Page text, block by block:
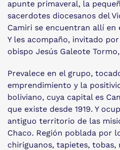
apunte primaveral, la
sacerdotes diocesanos del
Camiri se encuentran allí
Y les acompaño, invitado
obispo Jesús Galeote Tormo,
Prevalece en el grupo,
emprendimiento y la
boliviano, cuya capital es
que existe desde 1919. Y
antiguo territorio de las
Chaco. Región poblada por
chiriguanos, tapietes, tobas,